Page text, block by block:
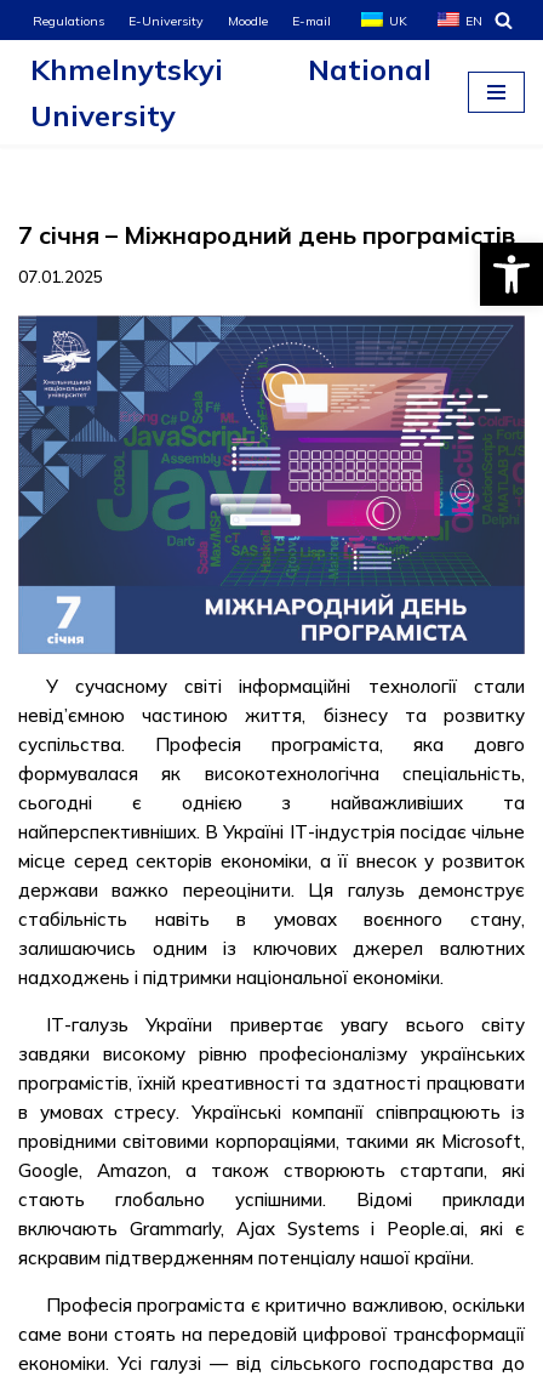
Skip
content
Regulations E-University Moodle E-mail UK EN
Khmelnytskyi National
University
7 січня – Міжнародний день програмістів
07.01.2025
У сучасному світі інформаційні технології стали
невід’ємною частиною життя, бізнесу та розвитку
суспільства. Професія програміста, яка довго
формувалася як високотехнологічна спеціальність,
сьогодні є однією з найважливіших та
найперспективніших. В Україні ІТ-індустрія посідає чільне
місце серед секторів економіки, а її внесок у розвиток
держави важко переоцінити. Ця галузь демонструє
стабільність навіть в умовах воєнного стану,
залишаючись одним із ключових джерел валютних
надходжень і підтримки національної економіки.
ІТ-галузь України привертає увагу всього світу
завдяки високому рівню професіоналізму українських
програмістів, їхній креативності та здатності працювати
в умовах стресу. Українські компанії співпрацюють із
провідними світовими корпораціями, такими як Microsoft,
Google, Amazon, а також створюють стартапи, які
стають глобально успішними. Відомі приклади
включають Grammarly, Ajax Systems і People.ai, які є
яскравим підтвердженням потенціалу нашої країни.
Професія програміста є критично важливою, оскільки
саме вони стоять на передовій цифрової трансформації
економіки. Усі галузі — від сільського господарства до